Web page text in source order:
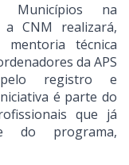
na
a CNM realizará,
técnica
da APS
pelo registro e
é parte do
que já
do programa,